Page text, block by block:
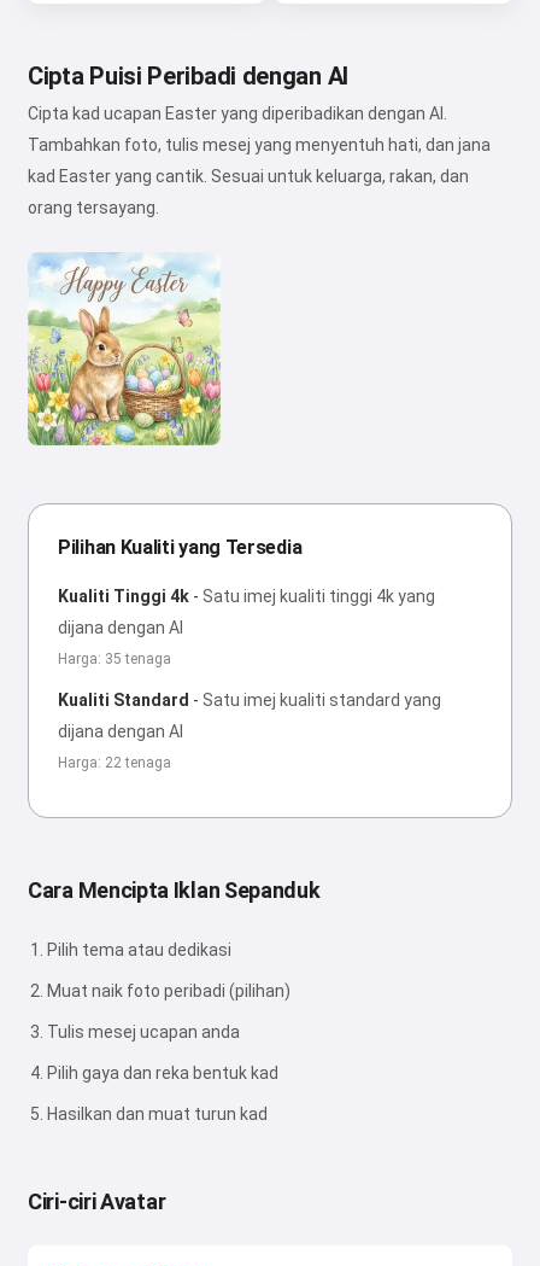
Cipta Puisi Peribadi dengan AI
Cipta kad ucapan Easter yang diperibadikan dengan AI.
Tambahkan foto, tulis mesej yang menyentuh hati, dan jana
kad Easter yang cantik. Sesuai untuk keluarga, rakan, dan
orang tersayang.
Pilihan Kualiti yang Tersedia
Kualiti Tinggi 4k - Satu imej kualiti tinggi 4k yang
dijana dengan AI
Harga: 35 tenaga
Kualiti Standard - Satu imej kualiti standard yang
dijana dengan AI
Harga: 22 tenaga
Cara Mencipta Iklan Sepanduk
Pilih tema atau dedikasi
Muat naik foto peribadi (pilihan)
Tulis mesej ucapan anda
Pilih gaya dan reka bentuk kad
Hasilkan dan muat turun kad
Ciri-ciri Avatar